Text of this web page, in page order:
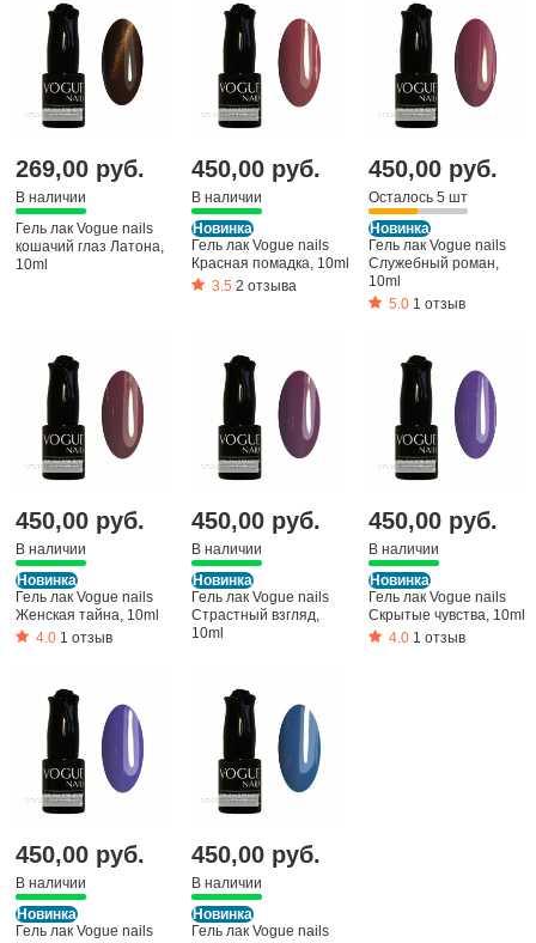
269,00 руб.
В наличии
Гель лак Vogue nails
кошачий глаз Латона,
10ml
450,00 руб.
В наличии
Новинка
Гель лак Vogue nails
Красная помадка, 10ml
3.5 2 отзыва
450,00 руб.
Осталось 5 шт
Новинка
Гель лак Vogue nails
Служебный роман,
10ml
5.01 отзыв
450,00 руб.
В наличии
Новинка
Гель лак Vogue nails
Женская тайна, 10ml
4.0 1 отзыв
450,00 руб.
В наличии
Новинка
Гель лак Vogue nails
Страстный взгляд,
10ml
450,00 руб.
В наличии
Новинка
Гель лак Vogue nails
Скрытые чувства, 10ml
4.01 отзыв
450,00 руб.
В наличии
Новинка
Гель лак Vogue nails
450,00 руб.
В наличии
Новинка
Гель лак Vogue nails